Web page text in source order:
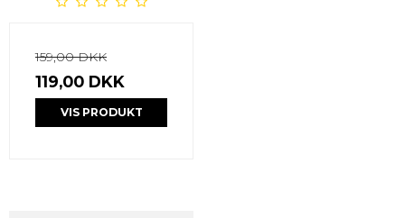
159,00 DKK
119,00 DKK
VIS PRODUKT